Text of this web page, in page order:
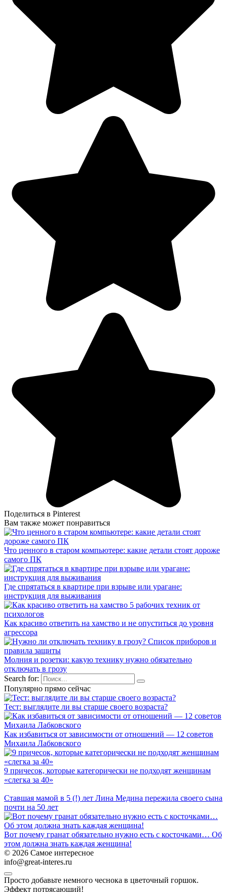
Поделиться в Pinterest
Вам также может понравиться
Что ценного в старом компьютере: какие детали стоят дороже
самого ПК
Где спрятаться в квартире при взрыве или урагане:
инструкция для выживания
Как красиво ответить на хамство и не опуститься до уровня
агрессора
Молния и розетки: какую технику нужно обязательно
отключать в грозу
Search for:
Популярно прямо сейчас
Тест: выглядите ли вы старше своего возраста?
Как избавиться от зависимости от отношений — 12 советов
Михаила Лабковского
9 причесок, которые категорически не подходят женщинам
«слегка за 40»
Ставшая мамой в 5 (!) лет Лина Медина пережила своего сына
почти на 50 лет
Вот почему гранат обязательно нужно есть с косточками… Об
этом должна знать каждая женщина!
© 2026 Самое интересное
info@great-interes.ru
Просто добавьте немного чеснока в цветочный горшок.
Эффект потрясающий!